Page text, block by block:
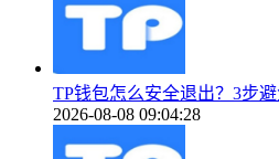
TP钱包怎么安全退出？3步
2026-08-08 09:04:28